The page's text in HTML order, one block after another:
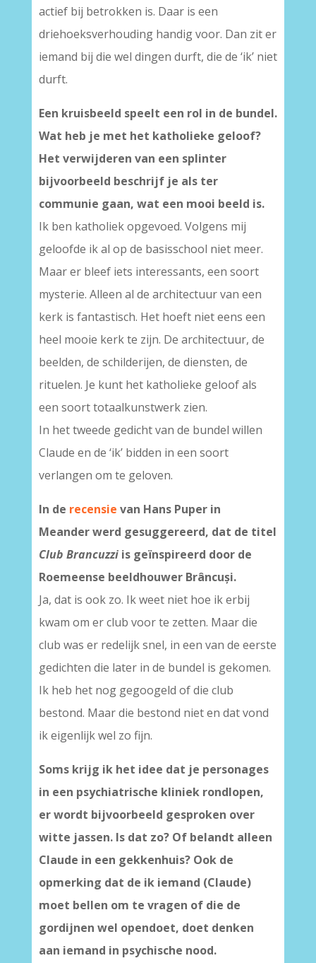
actief bij betrokken is. Daar is een
driehoeksverhouding handig voor. Dan zit er
iemand bij die wel dingen durft, die de ‘ik’ niet
durft.
Een kruisbeeld speelt een rol in de bundel.
Wat heb je met het katholieke geloof?
Het verwijderen van een splinter
bijvoorbeeld beschrijf je als ter
communie gaan, wat een mooi beeld is.
Ik ben katholiek opgevoed. Volgens mij
geloofde ik al op de basisschool niet meer.
Maar er bleef iets interessants, een soort
mysterie. Alleen al de architectuur van een
kerk is fantastisch. Het hoeft niet eens een
heel mooie kerk te zijn. De architectuur, de
beelden, de schilderijen, de diensten, de
rituelen. Je kunt het katholieke geloof als
een soort totaalkunstwerk zien.
In het tweede gedicht van de bundel willen
Claude en de ‘ik’ bidden in een soort
verlangen om te geloven.
In de recensie van Hans Puper in
Meander werd gesuggereerd, dat de titel
Club Brancuzziis geïnspireerd door de
Roemeense beeldhouwer Brâncuși.
Ja, dat is ook zo. Ik weet niet hoe ik erbij
kwam om er club voor te zetten. Maar die
club was er redelijk snel, in een van de eerste
gedichten die later in de bundel is gekomen.
Ik heb het nog gegoogeld of die club
bestond. Maar die bestond niet en dat vond
ik eigenlijk wel zo fijn.
Soms krijg ik het idee dat je personages
in een psychiatrische kliniek rondlopen,
er wordt bijvoorbeeld gesproken over
witte jassen. Is dat zo? Of belandt alleen
Claude in een gekkenhuis? Ook de
opmerking dat de ik iemand (Claude)
moet bellen om te vragen of die de
gordijnen wel opendoet, doet denken
aan iemand in psychische nood.